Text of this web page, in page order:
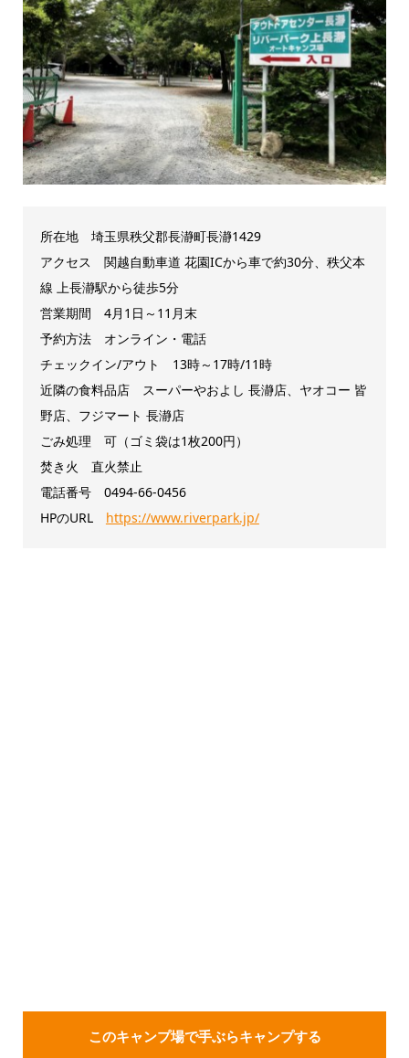
所在地 埼玉県秩父郡長瀞町長瀞1429
アクセス 関越自動車道 花園ICから車で約30分、秩父本
線 上長瀞駅から徒歩5分
営業期間 4月1日～11月末
予約方法 オンライン・電話
チェックイン/アウト 13時～17時/11時
近隣の食料品店 スーパーやおよし 長瀞店、ヤオコー 皆
野店、フジマート 長瀞店
ごみ処理 可（ゴミ袋は1枚200円）
焚き火 直火禁止
電話番号 0494-66-0456
HPのURL https://www.riverpark.jp/
このキャンプ場で手ぶらキャンプする